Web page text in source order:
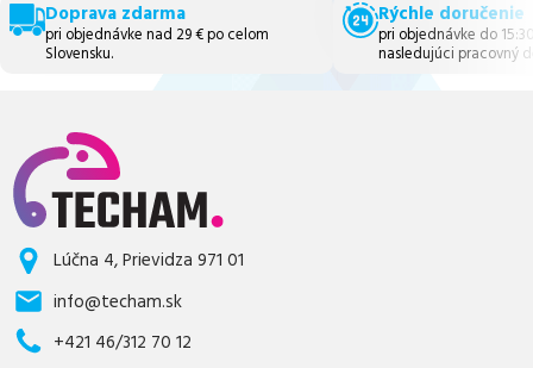
Doprava zdarma
pri objednávke nad 29 € po celom
Slovensku.
Rýchle doručenie
pri objednávke do
nasledujúci pracovný
Lúčna 4, Prievidza 971 01
info@techam.sk
+421 46/312 70 12